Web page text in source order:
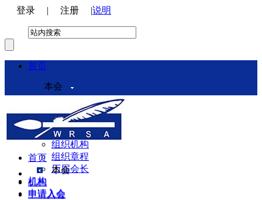
登录 | 注册 |说明
首页
本会
本会介绍
领导机构
理事会
组织机构
组织章程
历届会长
机构
申请入会
首页
本会
机构
申请入会